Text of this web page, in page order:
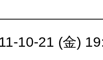
10-21 (金)